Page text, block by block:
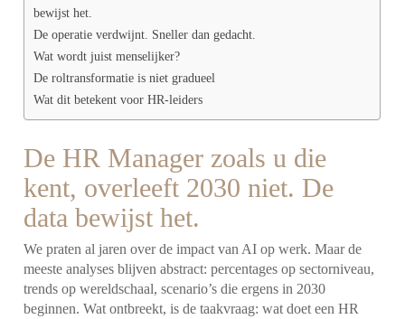
bewijst het.
De operatie verdwijnt. Sneller dan gedacht.
Wat wordt juist menselijker?
De roltransformatie is niet gradueel
Wat dit betekent voor HR-leiders
De HR Manager zoals u die
kent, overleeft 2030 niet. De
data bewijst het.
We praten al jaren over de impact van AI op werk. Maar de
meeste analyses blijven abstract: percentages op sectorniveau,
trends op wereldschaal, scenario’s die ergens in 2030
beginnen. Wat ontbreekt, is de taakvraag: wat doet een HR